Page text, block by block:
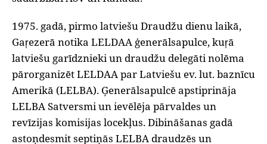
‌1975. gadā, pirmo latviešu Draudžu dienu laikā,
Gaŗezerā notika LELDAA ģenerālsapulce, kuŗā
latviešu garīdznieki un draudžu delegāti nolēma
pārorganizēt LELDAA par Latviešu ev. lut. baznīcu
Amerikā (LELBA). Ģenerālsapulcē apstiprināja
LELBA Satversmi un ievēlēja pārvaldes un
revīzijas komisijas locekļus. Dibināšanas gadā
astoņdesmit septiņās LELBA draudzēs un